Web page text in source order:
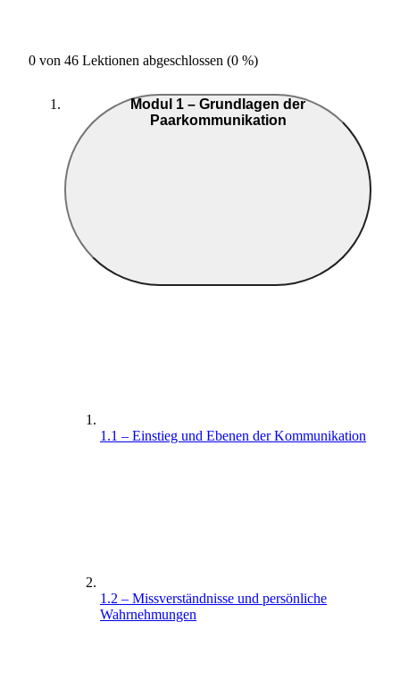
0 von 46 Lektionen abgeschlossen (0 %)
Modul 1 – Grundlagen der
Paarkommunikation
1.1 – Einstieg und Ebenen der Kommunikation
1.2 – Missverständnisse und persönliche
Wahrnehmungen